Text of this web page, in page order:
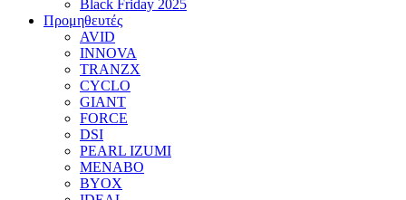
Black Friday 2025
Προμηθευτές
AVID
INNOVA
TRANZX
CYCLO
GIANT
FORCE
DSI
PEARL IZUMI
MENABO
BYOX